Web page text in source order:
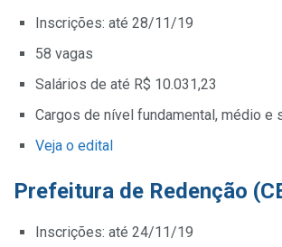
Inscrições: até 28/11/19
58 vagas
Salários de até R$ 10.031,23
Cargos de nível fundamental, médio e
Veja o edital
Prefeitura de Redenção
Inscrições: até 24/11/19